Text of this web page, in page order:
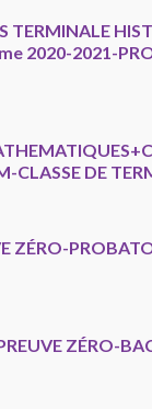
TERMINALE
2020-2021-
CLASSE DE
ZÉRO-
ZÉRO-